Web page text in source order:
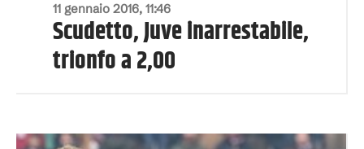
11 gennaio 2016, 11:46
Scudetto, Juve inarrestabile,
trionfo a 2,00